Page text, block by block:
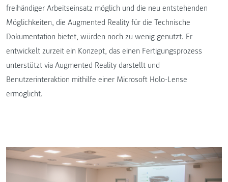
freihändiger Arbeitseinsatz möglich und die neu entstehenden
Möglichkeiten, die Augmented Reality für die Technische
Dokumentation bietet, würden noch zu wenig genutzt. Er
entwickelt zurzeit ein Konzept, das einen Fertigungsprozess
unterstützt via Augmented Reality darstellt und
Benutzerinteraktion mithilfe einer Microsoft Holo-Lense
ermöglicht.